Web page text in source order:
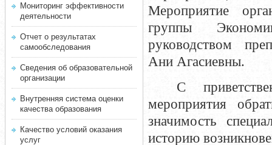
Мониторинг эффективности
деятельности
Отчет о результатах
самообследования
Сведения об образовательной
организации
Внутренняя система оценки
качества образования
Качество условий оказания
услуг
Мероприятие
группы
руководством
Ани Агасиевны.
С
мероприятия
значимость
историю